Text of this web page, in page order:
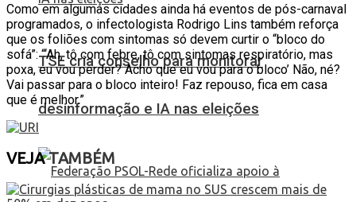
TSE cria conselho para monitorar
desinformação e IA nas eleições
Como em algumas cidades ainda há eventos de pós-carnaval
programados, o infectologista Rodrigo Lins também reforça
que os foliões com sintomas só devem curtir o “bloco do
sofá”: “‘Ah, tô com febre, tô com sintomas respiratório, mas
poxa, eu vou perder? Acho que eu vou para o bloco’ Não, né?
Vai passar para o bloco inteiro! Faz repouso, fica em casa
que é melhor.”
VEJATAMBÉM